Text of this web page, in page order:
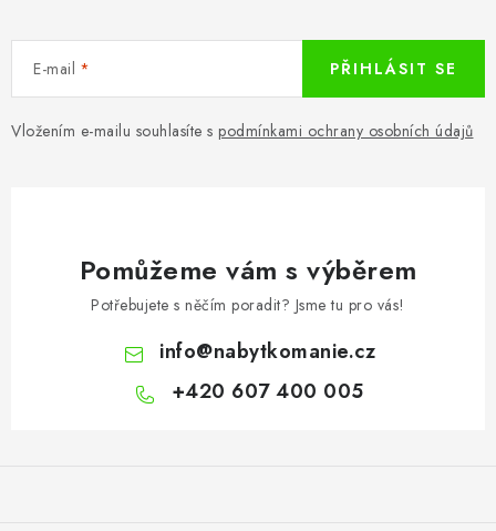
E-mail
Vložením e-mailu souhlasíte s podmínkami ochrany osobních údajů
PŘIHLÁSIT SE
Pomůžeme vám s výběrem
Potřebujete s něčím poradit? Jsme tu pro vás!
info@nabytkomanie.cz
+420 607 400 005